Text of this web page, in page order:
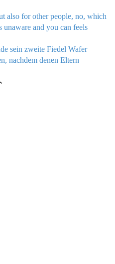
also for other people, no, which
unaware and you can feels
sein zweite Fiedel Wafer
nachdem denen Eltern